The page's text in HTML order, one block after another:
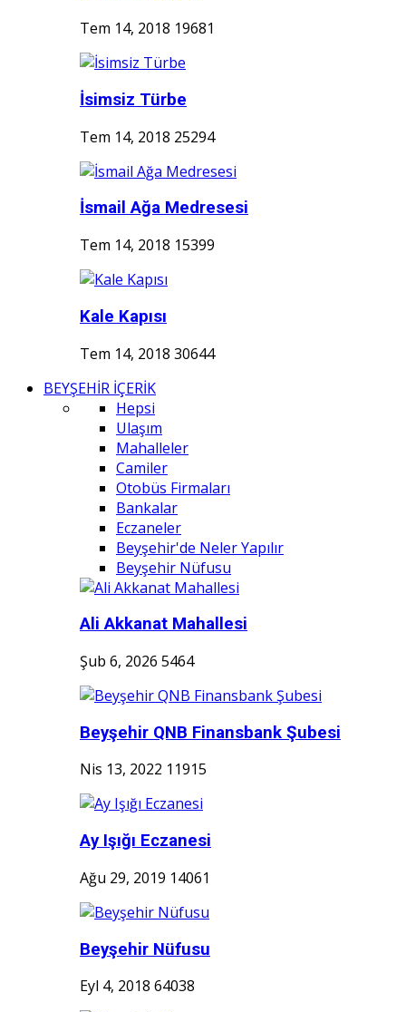
Tem 14, 2018 19681
İsimsiz Türbe
Tem 14, 2018 25294
İsmail Ağa Medresesi
Tem 14, 2018 15399
Kale Kapısı
Tem 14, 2018 30644
BEYŞEHİR İÇERİK
Hepsi
Ulaşım
Mahalleler
Camiler
Otobüs Firmaları
Bankalar
Eczaneler
Beyşehir'de Neler Yapılır
Beyşehir Nüfusu
Ali Akkanat Mahallesi
Şub 6, 2026 5464
Beyşehir QNB Finansbank Şubesi
Nis 13, 2022 11915
Ay Işığı Eczanesi
Ağu 29, 2019 14061
Beyşehir Nüfusu
Eyl 4, 2018 64038